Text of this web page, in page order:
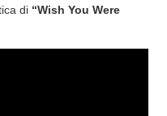
di “Wish You Were